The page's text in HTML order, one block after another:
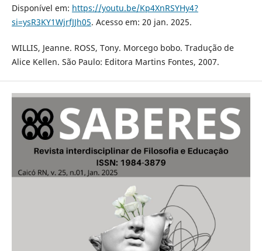
Disponível em: https://youtu.be/Kp4XnRSYHy4?
si=ysR3KY1WjrfJJh05. Acesso em: 20 jan. 2025.
WILLIS, Jeanne. ROSS, Tony. Morcego bobo. Tradução de
Alice Kellen. São Paulo: Editora Martins Fontes, 2007.